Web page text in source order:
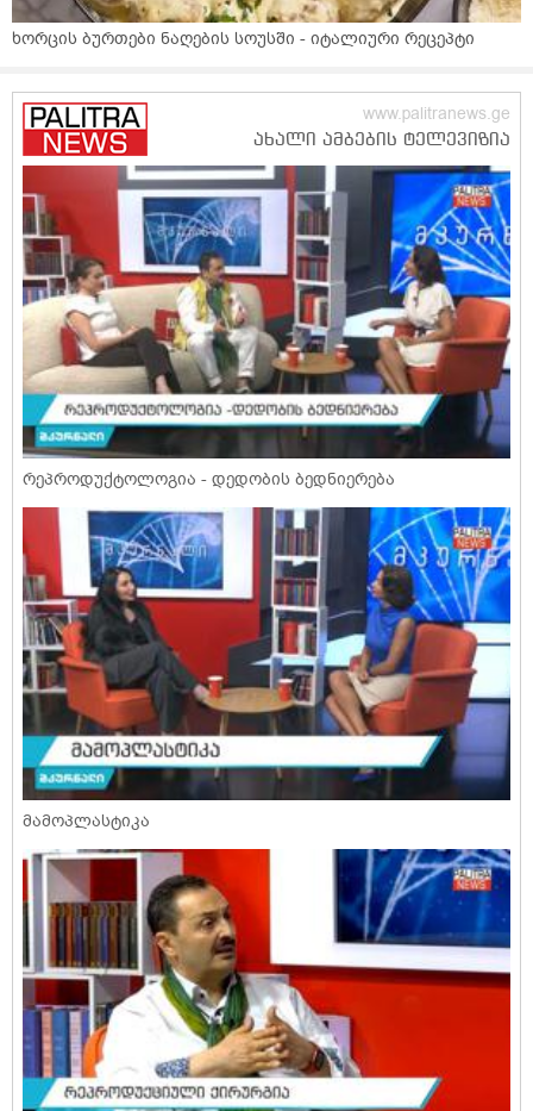
ხორცის ბურთები ნაღების სოუსში - იტალიური რეცეპტი
რეპროდუქტოლოგია - დედობის ბედნიერება
მამოპლასტიკა